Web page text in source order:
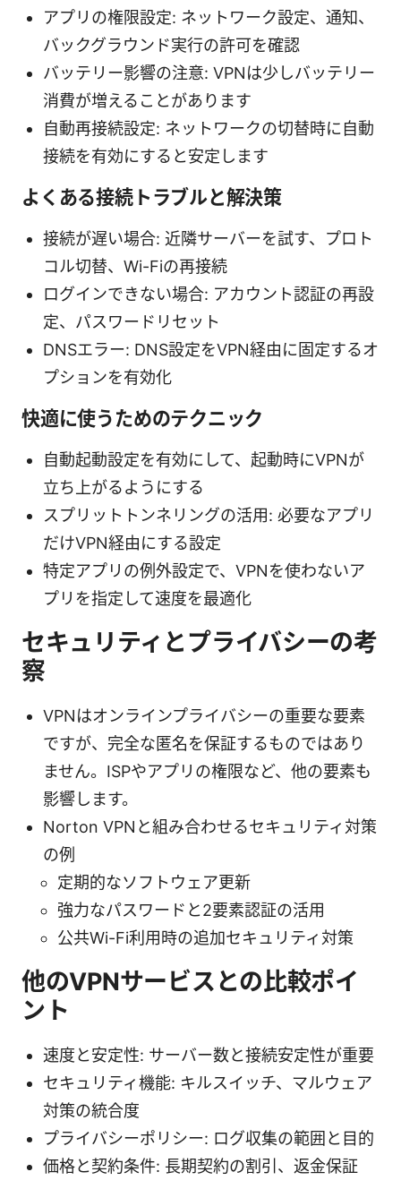
アプリの権限設定: ネットワーク設定、通知、
バックグラウンド実行の許可を確認
バッテリー影響の注意: VPNは少しバッテリー
消費が増えることがあります
自動再接続設定: ネットワークの切替時に自動
接続を有効にすると安定します
よくある接続トラブルと解決策
接続が遅い場合: 近隣サーバーを試す、プロト
コル切替、Wi-Fiの再接続
ログインできない場合: アカウント認証の再設
定、パスワードリセット
DNSエラー: DNS設定をVPN経由に固定するオ
プションを有効化
快適に使うためのテクニック
自動起動設定を有効にして、起動時にVPNが
立ち上がるようにする
スプリットトンネリングの活用: 必要なアプリ
だけVPN経由にする設定
特定アプリの例外設定で、VPNを使わないア
プリを指定して速度を最適化
セキュリティとプライバシーの考
察
VPNはオンラインプライバシーの重要な要素
ですが、完全な匿名を保証するものではあり
ません。ISPやアプリの権限など、他の要素も
影響します。
Norton VPNと組み合わせるセキュリティ対策
の例
定期的なソフトウェア更新
強力なパスワードと2要素認証の活用
公共Wi-Fi利用時の追加セキュリティ対策
他のVPNサービスとの比較ポイ
ント
速度と安定性: サーバー数と接続安定性が重要
セキュリティ機能: キルスイッチ、マルウェア
対策の統合度
プライバシーポリシー: ログ収集の範囲と目的
価格と契約条件: 長期契約の割引、返金保証